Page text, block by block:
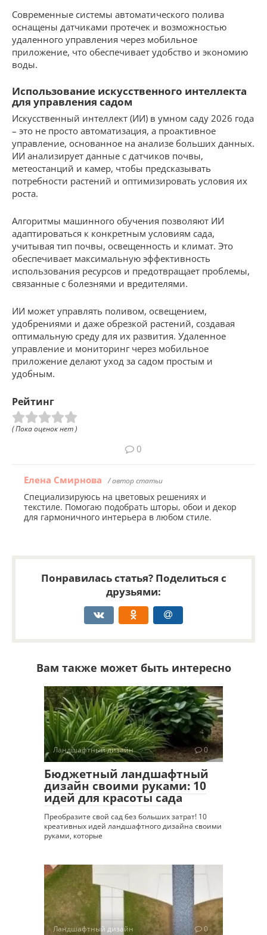
Современные системы автоматического полива
оснащены датчиками протечек и возможностью
удаленного управления через мобильное
приложение, что обеспечивает удобство и экономию
воды.
Использование искусственного интеллекта
для управления садом
Искусственный интеллект (ИИ) в умном саду 2026 года
– это не просто автоматизация, а проактивное
управление, основанное на анализе больших данных.
ИИ анализирует данные с датчиков почвы,
метеостанций и камер, чтобы предсказывать
потребности растений и оптимизировать условия их
роста.
Алгоритмы машинного обучения позволяют ИИ
адаптироваться к конкретным условиям сада,
учитывая тип почвы, освещенность и климат. Это
обеспечивает максимальную эффективность
использования ресурсов и предотвращает проблемы,
связанные с болезнями и вредителями.
ИИ может управлять поливом, освещением,
удобрениями и даже обрезкой растений, создавая
оптимальную среду для их развития. Удаленное
управление и мониторинг через мобильное
приложение делают уход за садом простым и
удобным.
Рейтинг
( Пока оценок нет )
0
Елена Смирнова / автор статьи
Специализируюсь на цветовых решениях и
текстиле. Помогаю подобрать шторы, обои и декор
для гармоничного интерьера в любом стиле.
Понравилась статья? Поделиться с
друзьями:
Вам также может быть интересно
Ландшафтный дизайн 0
Бюджетный ландшафтный
дизайн своими руками: 10
идей для красоты сада
Преобразите свой сад без больших затрат! 10
креативных идей ландшафтного дизайна своими
руками, которые
Ландшафтный дизайн 0